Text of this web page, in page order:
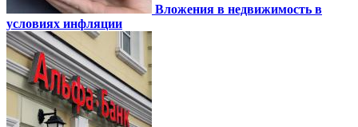
Вложения в недвижимость в
условиях инфляции